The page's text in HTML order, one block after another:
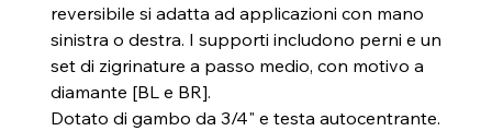
reversibile si adatta ad applicazioni con mano
sinistra o destra. I supporti includono perni e un
set di zigrinature a passo medio, con motivo a
diamante [BL e BR].
Dotato di gambo da 3/4" e testa autocentrante.